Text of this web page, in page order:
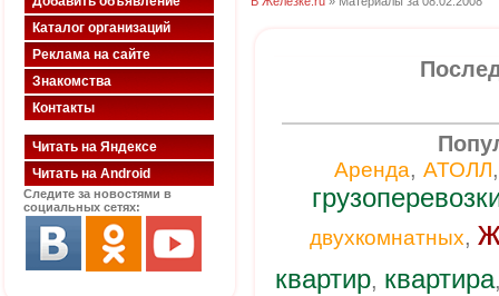
Каталог организаций
Реклама на сайте
Знакомства
Контакты
Читать на Яндексе
Читать на Android
Следите за новостями в
социальных сетях:
Аренда, АТОЛЛ
двухкомнатных,
квартир, квартира